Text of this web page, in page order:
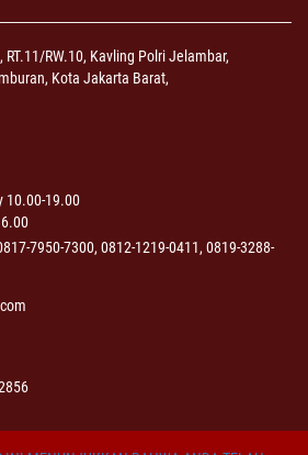
RW.10, Kavling Polri Jelambar,
Kota Jakarta Barat,
10.00-19.00
7950-7300, 0812-1219-0411, 0819-3288-